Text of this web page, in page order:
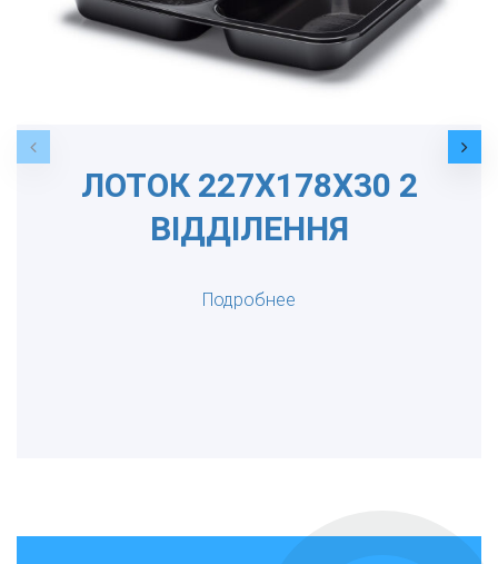
ЛОТОК 227Х178Х30 2
ВІДДІЛЕННЯ
Подробнее